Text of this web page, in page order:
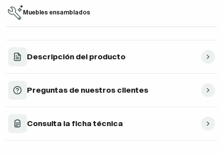
Muebles ensamblados
Descripción del producto
Preguntas de nuestros clientes
Consulta la ficha técnica